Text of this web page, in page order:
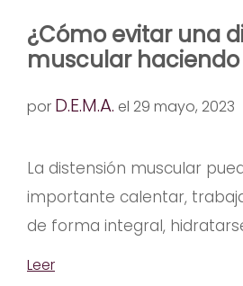
¿Cómo evitar una
muscular
por D.E.M.A. el 29 mayo, 2023
La distensión muscular
importante calentar,
de forma integral,
Leer